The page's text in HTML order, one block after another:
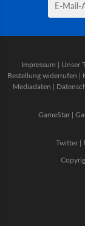
Impressum | Unser
Bestellung widerrufen |
Mediadaten |
GameStar|
Twitter |